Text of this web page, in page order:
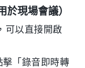
現場會議）
可以直接開啟
「錄音即時轉